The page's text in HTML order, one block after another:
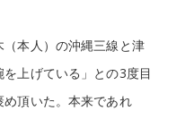
本人）の沖縄三線と津
上げている」との3度目
頂いた。本来であれ